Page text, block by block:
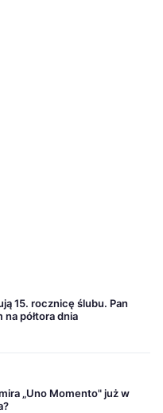
15. rocznicę ślubu. Pan
na półtora dnia
„Uno Momento" już w